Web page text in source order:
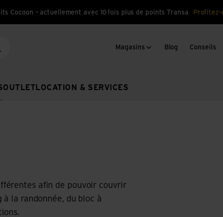
Cocoon – actuellement avec 10 fois plus de points Transa Profitez-
OUTLET LOCATION & SERVICES
Magasins Blog Conseils
afin de pouvoir couvrir
la randonnée, du bloc à